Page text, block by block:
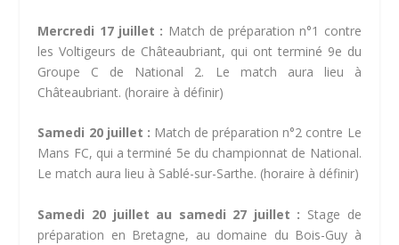
Mercredi 17 juillet : Match de préparation n°1 contre
les Voltigeurs de Châteaubriant, qui ont terminé 9e du
Groupe C de National 2. Le match aura lieu à
Châteaubriant. (horaire à définir)
Samedi 20 juillet : Match de préparation n°2 contre Le
Mans FC, qui a terminé 5e du championnat de National.
Le match aura lieu à Sablé-sur-Sarthe. (horaire à définir)
Samedi 20 juillet au samedi 27 juillet : Stage de
préparation en Bretagne, au domaine du Bois-Guy à